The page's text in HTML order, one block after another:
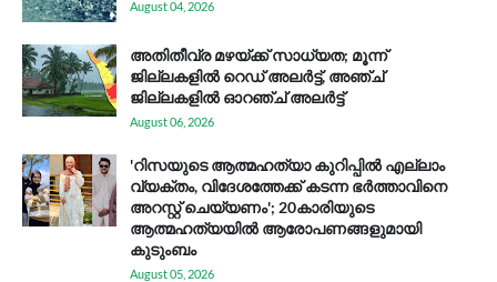
August 04, 2026
അതിതീവ്ര മഴയ്ക്ക് സാധ്യത; മൂന്ന്
ജില്ലകളിൽ റെഡ് അലർട്ട്, അഞ്ച്
ജില്ലകളിൽ ഓറഞ്ച് അലർട്ട്
August 06, 2026
'റിസയുടെ ആത്മഹത്യാ കുറിപ്പിൽ എല്ലാം
വ്യക്തം, വിദേശത്തേക്ക് കടന്ന ഭർത്താവിനെ
അറസ്റ്റ് ചെയ്യണം'; 20കാരിയുടെ
ആത്മഹത്യയിൽ ആരോപണങ്ങളുമായി
കുടുംബം
August 05, 2026